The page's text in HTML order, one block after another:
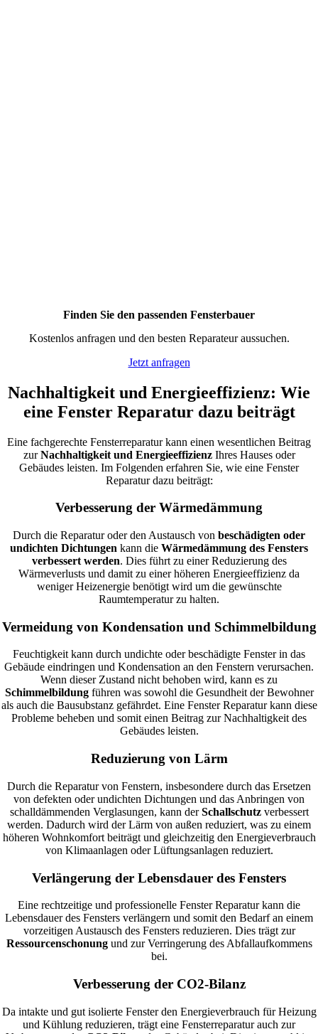
Finden Sie den passenden Fensterbauer
Kostenlos anfragen und den besten Reparateur aussuchen.
Jetzt anfragen
Nachhaltigkeit und Energieeffizienz: Wie
eine Fenster Reparatur dazu beiträgt
Eine fachgerechte Fensterreparatur kann einen wesentlichen Beitrag
zurNachhaltigkeit und EnergieeffizienzIhres Hauses oder
Gebäudes leisten. Im Folgenden erfahren Sie, wie eine Fenster
Reparatur dazu beiträgt:
Verbesserung der Wärmedämmung
Durch die Reparatur oder den Austausch von beschädigten oder
undichten Dichtungen kann die Wärmedämmung des Fensters
verbessert werden. Dies führt zu einer Reduzierung des
Wärmeverlusts und damit zu einer höheren Energieeffizienz da
weniger Heizenergie benötigt wird um die gewünschte
Raumtemperatur zu halten.
Vermeidung von Kondensation und Schimmelbildung
Feuchtigkeit kann durch undichte oder beschädigte Fenster in das
Gebäude eindringen und Kondensation an den Fenstern verursachen.
Wenn dieser Zustand nicht behoben wird, kann es zu
Schimmelbildungführen was sowohl die Gesundheit der Bewohner
als auch die Bausubstanz gefährdet. Eine Fenster Reparatur kann diese
Probleme beheben und somit einen Beitrag zur Nachhaltigkeit des
Gebäudes leisten.
Reduzierung von Lärm
Durch die Reparatur von Fenstern, insbesondere durch das Ersetzen
von defekten oder undichten Dichtungen und das Anbringen von
schalldämmenden Verglasungen, kann derSchallschutzverbessert
werden. Dadurch wird der Lärm von außen reduziert, was zu einem
höheren Wohnkomfort beiträgt und gleichzeitig den Energieverbrauch
von Klimaanlagen oder Lüftungsanlagen reduziert.
Verlängerung der Lebensdauer des Fensters
Eine rechtzeitige und professionelle Fenster Reparatur kann die
Lebensdauer des Fensters verlängern und somit den Bedarf an einem
vorzeitigen Austausch des Fensters reduzieren. Dies trägt zur
Ressourcenschonungund zur Verringerung des Abfallaufkommens
bei.
Verbesserung der CO2-Bilanz
Da intakte und gut isolierte Fenster den Energieverbrauch für Heizung
und Kühlung reduzieren, trägt eine Fensterreparatur auch zur